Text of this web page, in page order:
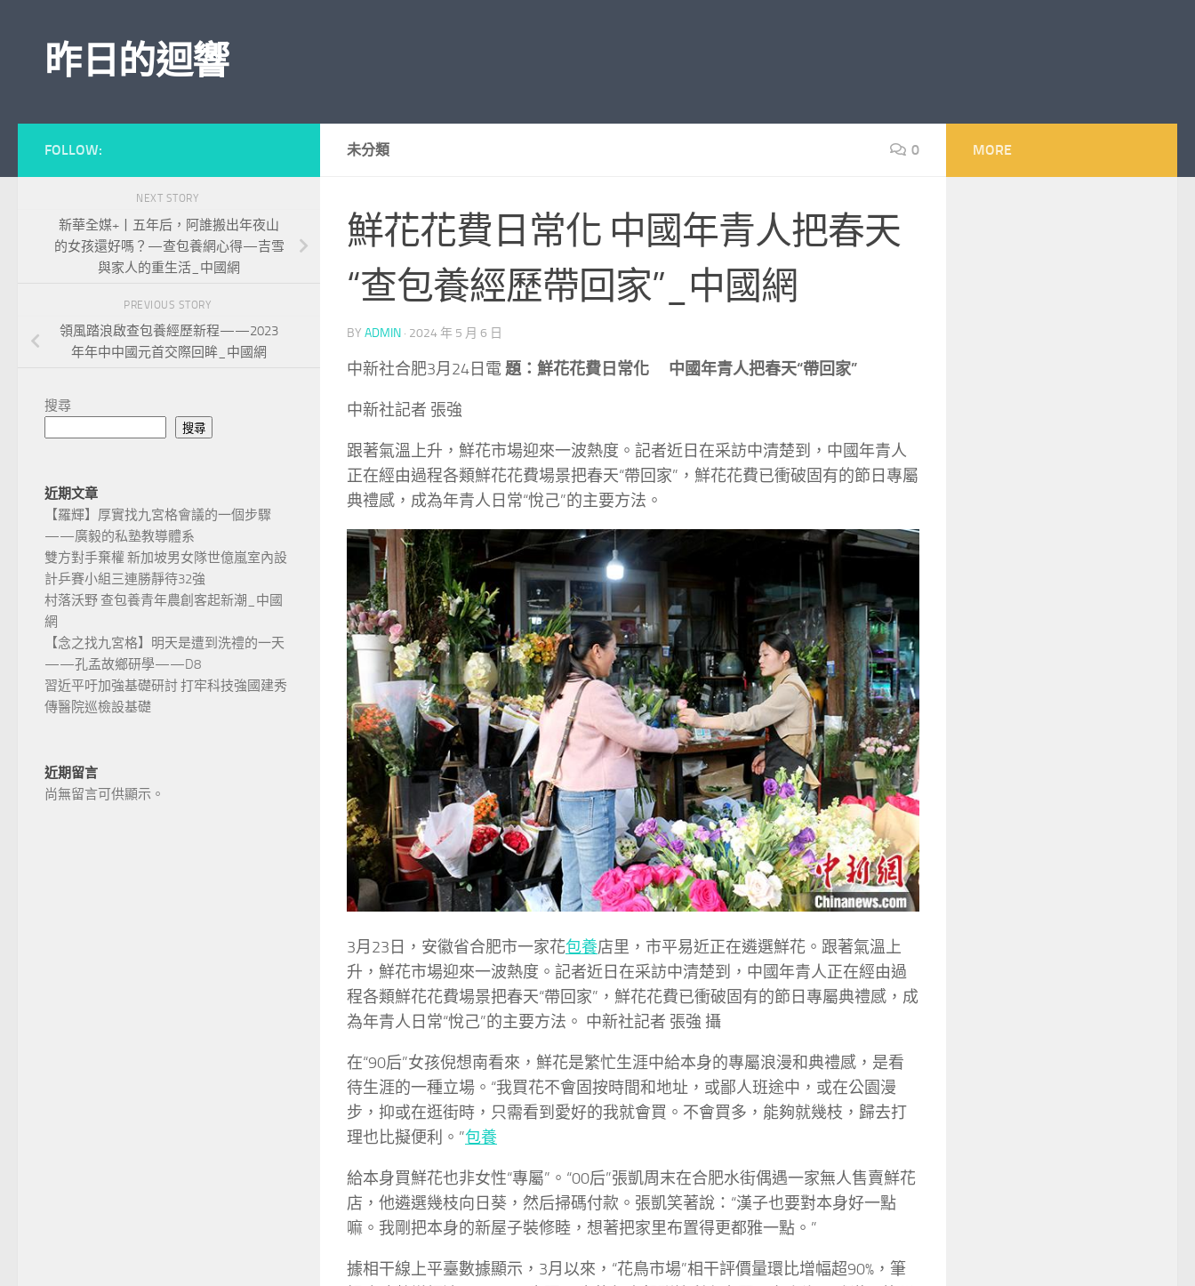
昨日的迴響
未分類 0
鮮花花費日常化 中國年青人把春天
“查包養經歷帶回家”_中國網
BY ADMIN · 2024 年 5 月 6 日
中新社合肥3月24日電題：鮮花花費日常化 中國年青人把春天“帶回家”
中新社記者 張強
跟著氣溫上升，鮮花市場迎來一波熱度。記者近日在采訪中清楚到，中國年青人
正在經由過程各類鮮花花費場景把春天“帶回家”，鮮花花費已衝破固有的節日專屬
典禮感，成為年青人日常“悅己”的主要方法。
3月23日，安徽省合肥市一家花包養店里，市平易近正在遴選鮮花。跟著氣溫上
升，鮮花市場迎來一波熱度。記者近日在采訪中清楚到，中國年青人正在經由過
程各類鮮花花費場景把春天“帶回家”，鮮花花費已衝破固有的節日專屬典禮感，成
為年青人日常“悅己”的主要方法。 中新社記者 張強 攝
在“90后”女孩倪想南看來，鮮花是繁忙生涯中給本身的專屬浪漫和典禮感，是看
待生涯的一種立場。“我買花不會固按時間和地址，或鄙人班途中，或在公園漫
步，抑或在逛街時，只需看到愛好的我就會買。不會買多，能夠就幾枝，歸去打
理也比擬便利。”包養
給本身買鮮花也非女性“專屬”。“00后”張凱周末在合肥水街偶遇一家無人售賣鮮花
店，他遴選幾枝向日葵，然后掃碼付款。張凱笑著說：“漢子也要對本身好一點
嘛。我剛把本身的新屋子裝修睦，想著把家里布置得更都雅一點。”
據相干線上平臺數據顯示，3月以來，“花鳥市場”相干評價量環比增幅超90%，筆
FOLLOW:
NEXT STORY
新華全媒+丨五年后，阿誰搬出年夜山
的女孩還好嗎？—查包養網心得—吉雪
與家人的重生活_中國網
PREVIOUS STORY
領風踏浪啟查包養經歷新程——2023
年年中中國元首交際回眸_中國網
搜尋
搜尋
近期文章
【羅輝】厚實找九宮格會議的一個步驟
——廣毅的私塾教導體系
雙方對手棄權 新加坡男女隊世億嵐室內設
計乒賽小組三連勝靜待32強
村落沃野 查包養青年農創客起新潮_中國
網
【念之找九宮格】明天是遭到洗禮的一天
——孔孟故鄉研學——D8
習近平吁加強基礎研討 打牢科技強國建秀
傳醫院巡檢設基礎
近期留言
尚無留言可供顯示。
MORE